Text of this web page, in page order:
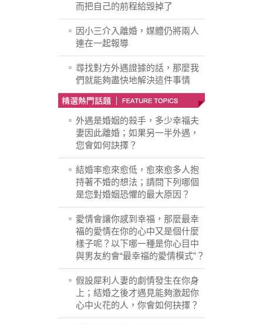
而把自己的前程給毁掉了
因小三介入離婚，媒體仍將兩人
連在一起報導
尋找對方外遇證據的話，那麼我
們就能夠盡快地解決這件事情
外遇是婚姻的殺手，多少幸福夫
妻因此離婚；如果另一半外遇，
您會如何訣擇？
結婚率愈來愈低，愈來愈多人抱
持著不婚的想法；請問下列哪個
是您對婚姻恐懼的最大原因？
愛情會讓你感到幸福，那麼最幸
福的愛情在你的心中又是個什麼
樣子呢？以下哪一種是你心目中
與男友約會“最幸福的愛情模式”？
假設犀利人妻的劇情發生在你身
上；結婚之後才遇見能夠激起你
心中火花的人，你會如何抉擇？